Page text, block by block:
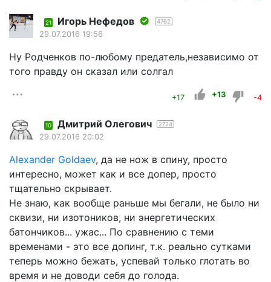
21 Игорь Нефедов 4762
29.07.2016 19:56
Ну Родченков по-любому предатель,независимо от
того правду он сказал или солгал
+17 +13 -4
10 Дмитрий Олегович 2724
29.07.2016 20:02
Alexander Goldaev, да не нож в спину, просто
интересно, может как и все допер, просто
тщательно скрывает.
Не знаю, как вообще раньше мы бегали, не было ни
сквизи, ни изотоников, ни энергетических
батончиков... ужас... По сравнению с теми
временами - это все допинг, т.к. реально сутками
теперь можно бежать, успевай только глотать во
время и не доводи себя до голода.